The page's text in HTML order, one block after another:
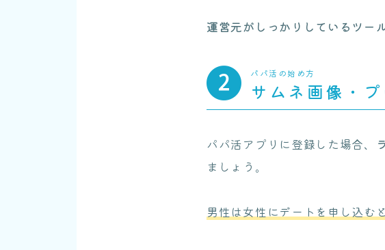
運営元がしっかりしているツー
パパ活の始め方
サムネ画像・
パパ活アプリに登録した場合、
ましょう。
男性は女性にデートを申し込む